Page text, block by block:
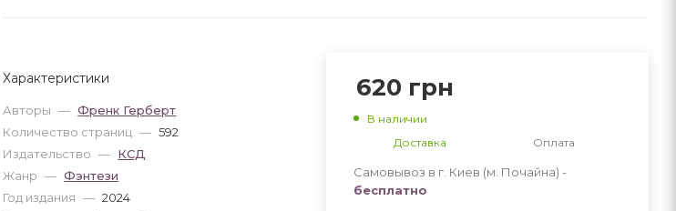
Характеристики
Авторы — Френк Герберт
Количество страниц — 592
Издательство — КСД
Жанр — Фэнтези
Год издания — 2024
620 грн
В наличии
Доставка
Оплата
Самовывоз в г. Киев (м. Почайна) -
бесплатно